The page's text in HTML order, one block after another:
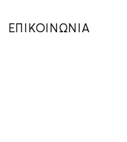
ΕΠΙΚΟΙΝΩΝΙΑ